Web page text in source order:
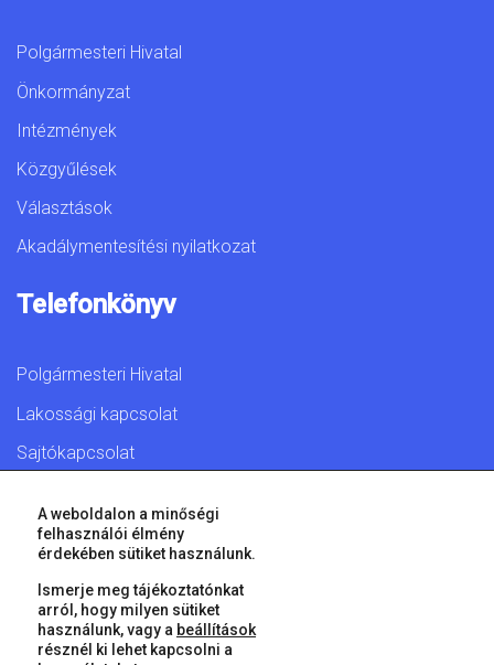
Polgármesteri Hivatal
Önkormányzat
Intézmények
Közgyűlések
Választások
Akadálymentesítési nyilatkozat
Telefonkönyv
Polgármesteri Hivatal
Lakossági kapcsolat
Sajtókapcsolat
© 2026 Győr Megyei Jogú Város • Minden jog fenntartva!
A weboldalon a minőségi
felhasználói élmény
érdekében sütiket használunk.
Ismerje meg tájékoztatónkat
arról, hogy milyen sütiket
használunk, vagy a beállítások
résznél ki lehet kapcsolni a